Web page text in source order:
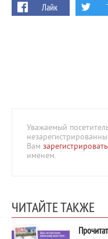
Лайк
Уважаемый
Вам
именем.
ЧИТАЙТЕ ТАКЖЕ